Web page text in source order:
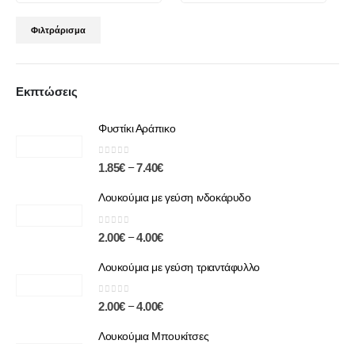
Φιλτράρισμα
Εκπτώσεις
Φυστίκι Αράπικο
0 out of 5
1.85€ – 7.40€
Λουκούμια με γεύση ινδοκάρυδο
0out of 5
2.00€ – 4.00€
Λουκούμια με γεύση τριαντάφυλλο
0out of 5
2.00€ – 4.00€
Λουκούμια Μπουκίτσες